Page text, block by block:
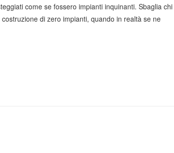
come se fossero impianti inquinanti. Sbaglia chi
di zero impianti, quando in realtà se ne